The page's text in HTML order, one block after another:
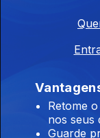
Retome
nos seus
Guarde